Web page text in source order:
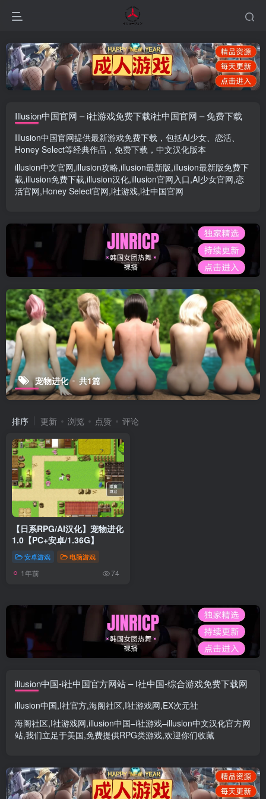
Illusion中国官网 – i社游戏免费下载i社中国官网 – 免费下载
Illusion中国官网提供最新游戏免费下载，包括AI少女、 恋活、
Honey Select等经典作品，免费下载，中文汉化版本
illusion中文官网,illusion攻略,illusion最新版,illusion最新版免费下
载,illusion免费下载,illusion汉化,illusion官网入口,AI少女官网,恋
活官网,Honey Select官网,i社游戏,i社中国官网
宠物进化 共1篇
排序 更新 浏览 点赞 评论
【日系RPG/AI汉化】宠物进化
1.0【PC+安卓/1.36G】
安卓游戏 电脑游戏
1年前 74
illusion中国-i社中国官方网站 – I社中国-综合游戏免费下载网
illusion中国,I社官方,海阁社区,I社游戏网,EX次元社
海阁社区,I社游戏网,illusion中国–i社游戏–illusion中文汉化官方网
站,我们立足于美国,免费提供RPG类游戏,欢迎你们收藏